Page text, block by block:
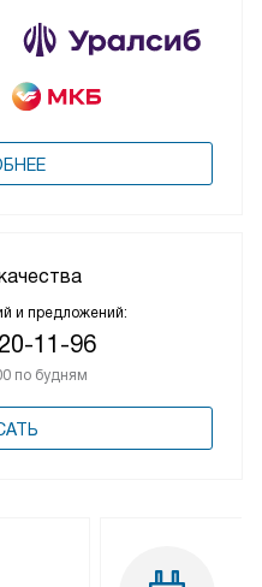
и предложений:
11-96
по будням